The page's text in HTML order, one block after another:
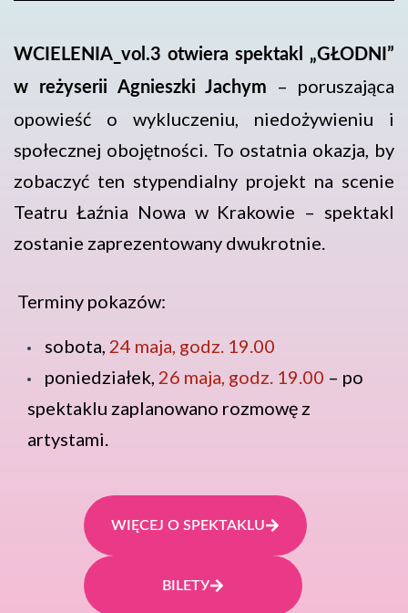
WCIELENIA_vol.3 otwiera spektakl „GŁODNI”
w reżyserii Agnieszki Jachym
– poruszająca
opowieść o wykluczeniu, niedożywieniu i
społecznej obojętności. To ostatnia okazja, by
zobaczyć ten stypendialny projekt na scenie
Teatru Łaźnia Nowa w Krakowie – spektakl
zostanie zaprezentowany dwukrotnie.
Terminy pokazów:
sobota, 24 maja, godz. 19.00
poniedziałek, 26 maja, godz. 19.00 – po
spektaklu zaplanowano rozmowę z
artystami.
WIĘCEJ O SPEKTAKLU
BILETУ